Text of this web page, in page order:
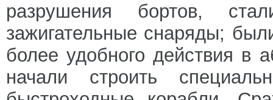
разрушения бортов,
зажигательные снаряды;
более удобного действия
начали строить